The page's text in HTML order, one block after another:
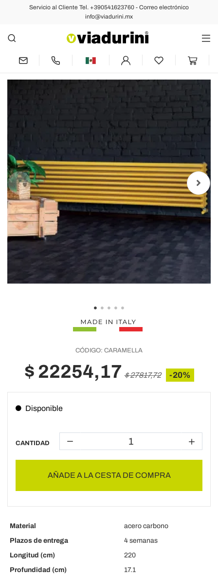
Servicio al Cliente Tel. +390541623760 - Correo electrónico
info@viadurini.mx
Anterior Siguiente
Radiador hidráulico con triple serie de
elementos horizontales fabricado en
Italia - Caramella
CÓDIGO: CARAMELLA
$ 22254,17 $ 27817,72 -20%
Disponible
CANTIDAD
AÑADE A LA CESTA DE COMPRA
Material
acero carbono
Plazos de entrega
4 semanas
Longitud (cm)
220
Profundidad (cm)
17.1